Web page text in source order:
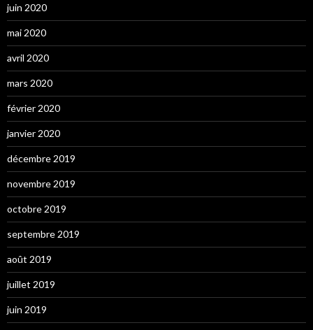
juin 2020
mai 2020
avril 2020
mars 2020
février 2020
janvier 2020
décembre 2019
novembre 2019
octobre 2019
septembre 2019
août 2019
juillet 2019
juin 2019